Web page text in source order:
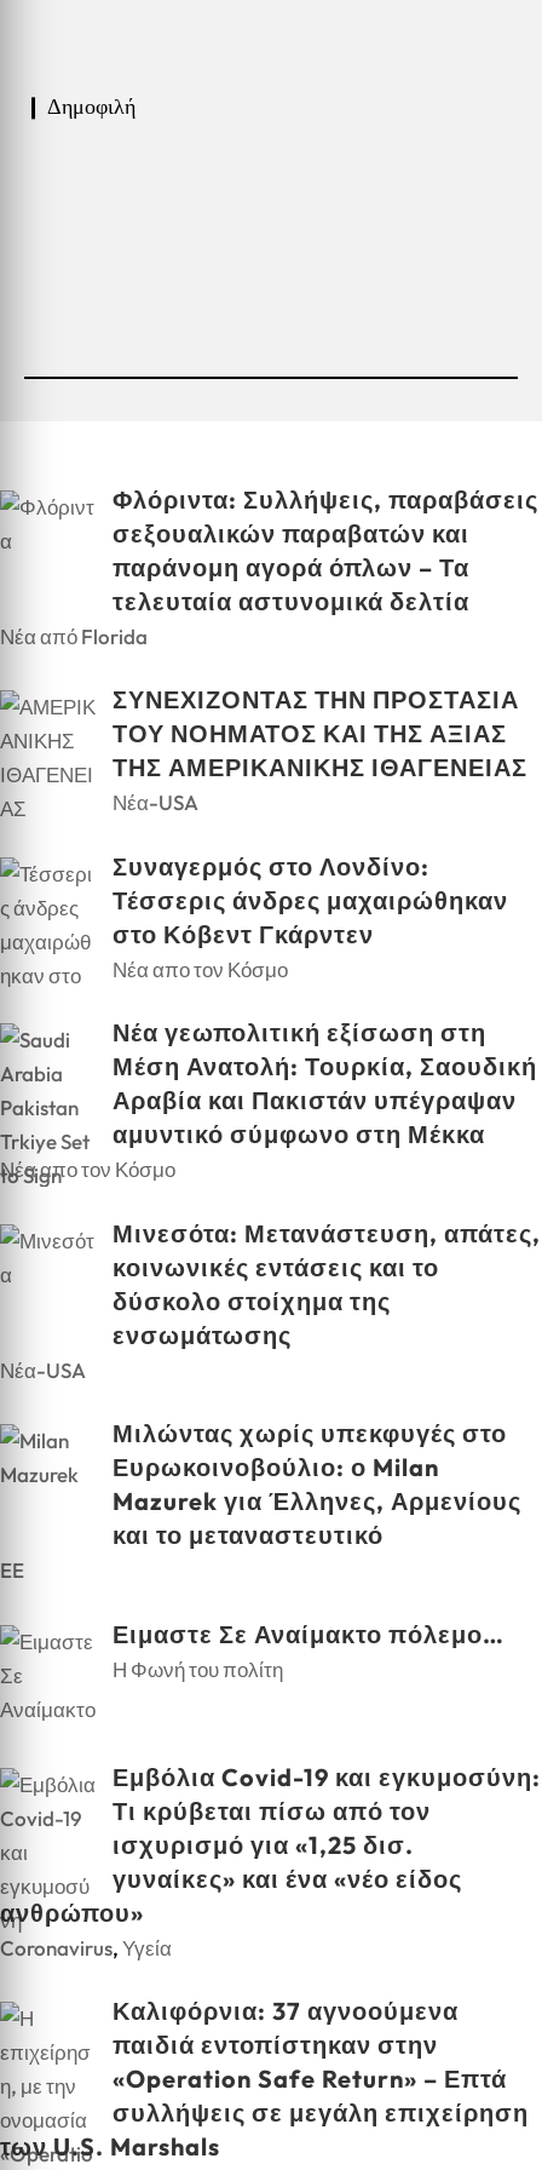
❙ Δημοφιλή
Φλόριντα: Συλλήψεις, παραβάσεις
σεξουαλικών παραβατών και
παράνομη αγορά όπλων – Τα
τελευταία αστυνομικά δελτία
Νέα από Florida
ΣΥΝΕΧΙΖΟΝΤΑΣ ΤΗΝ ΠΡΟΣΤΑΣΙΑ
ΤΟΥ ΝΟΗΜΑΤΟΣ ΚΑΙ ΤΗΣ ΑΞΙΑΣ
ΤΗΣ ΑΜΕΡΙΚΑΝΙΚΗΣ ΙΘΑΓΕΝΕΙΑΣ
Νέα-USA
Συναγερμός στο Λονδίνο:
Τέσσερις άνδρες μαχαιρώθηκαν
στο Κόβεντ Γκάρντεν
Νέα απο τον Κόσμο
Νέα γεωπολιτική εξίσωση στη
Μέση Ανατολή: Τουρκία, Σαουδική
Αραβία και Πακιστάν υπέγραψαν
αμυντικό σύμφωνο στη Μέκκα
Νέα απο τον Κόσμο
Μινεσότα: Μετανάστευση, απάτες,
κοινωνικές εντάσεις και το
δύσκολο στοίχημα της
ενσωμάτωσης
Νέα-USA
Μιλώντας χωρίς υπεκφυγές στο
Ευρωκοινοβούλιο: ο Milan
Mazurek για Έλληνες, Αρμενίους
και το μεταναστευτικό
EE
Ειμαστε Σε Αναίμακτο πόλεμο…
Η Φωνή του πολίτη
Εμβόλια Covid-19 και εγκυμοσύνη:
Τι κρύβεται πίσω από τον
ισχυρισμό για «1,25 δισ.
γυναίκες» και ένα «νέο είδος
ανθρώπου»
Coronavirus,Υγεία
Καλιφόρνια: 37 αγνοούμενα
παιδιά εντοπίστηκαν στην
«Operation Safe Return» – Επτά
συλλήψεις σε μεγάλη επιχείρηση
των U.S. Marshals